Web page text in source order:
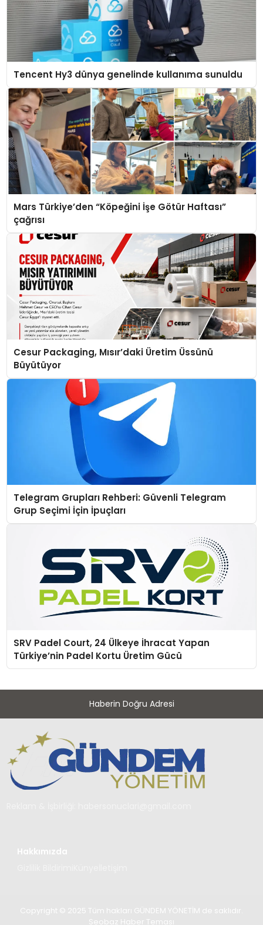
Tencent Hy3 dünya genelinde kullanıma sunuldu
Mars Türkiye’den “Köpeğini İşe Götür Haftası”
çağrısı
Cesur Packaging, Mısır’daki Üretim Üssünü
Büyütüyor
Telegram Grupları Rehberi: Güvenli Telegram
Grup Seçimi İçin İpuçları
SRV Padel Court, 24 Ülkeye İhracat Yapan
Türkiye’nin Padel Kortu Üretim Gücü
Haberin Doğru Adresi
Hakkımızda
Copyright © 2025 Tüm hakları GÜNDEM YÖNETİM de saklıdır.
Seobaz Haber Teması